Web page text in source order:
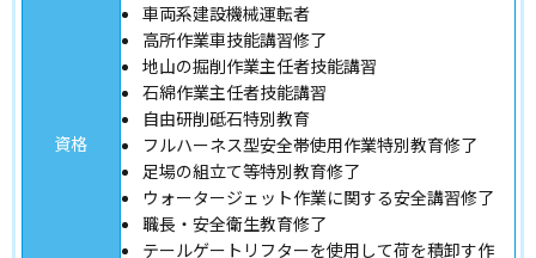
資格
車両系建設機械運転者
高所作業車技能講習修了
地山の掘削作業主任者技能講習
石綿作業主任者技能講習
自由研削砥石特別教育
フルハーネス型安全帯使用作業特別教育修了
足場の組立て等特別教育修了
ウォータージェット作業に関する安全講習修了
職長・安全衛生教育修了
テールゲートリフターを使用して荷を積卸す作